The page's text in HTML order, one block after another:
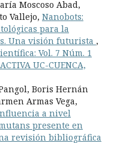
Moscoso Abad,
Vallejo, Nanobots:
para la
Una visión futurista ,
Vol. 7 Núm. 1
UC-CUENCA,
Boris Hernán
Armas Vega,
a nivel
presente en
revisión bibliográfica